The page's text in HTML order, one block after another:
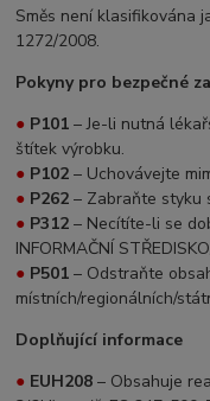
Směs není klasifikována
1272/2008.
Pokyny pro bezpečné
● P101 – Je-li nutná
štítek výrobku.
● P102 – Uchovávejte
● P262 – Zabraňte styku
● P312 – Necítíte-li se
INFORMAČNÍ
● P501 – Odstraňte
místních/regionálních/
Doplňující informace
● EUH208 – Obsahuje